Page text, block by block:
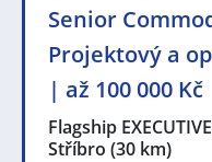
Senior
Projektový a
| až 100 000 Kč
Flagship
Stříbro (30 km)